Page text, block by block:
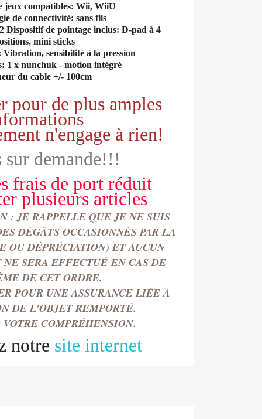
jeux compatibles: Wii, WiiU
de connectivité: sans fils
Dispositif de pointage inclus: D-pad à 4
mini sticks
sensibilité à la pression
1 x nunchuk - motion intégré
du cable +/- 100cm
pour de plus amples
n'engage à rien!
sur demande!!!
frais de port réduit
plusieurs articles
: JE RAPPELLE QUE JE NE SUIS
DÉGÂTS OCCASIONNÉS PAR LA
OU DÉPRÉCIATION) ET AUCUN
SERA EFFECTUÉ EN CAS DE
DE CET ORDRE.
POUR UNE ASSURANCE LIÉE A
DE L'OBJET REMPORTÉ.
COMPRÉHENSION.
notre site internet